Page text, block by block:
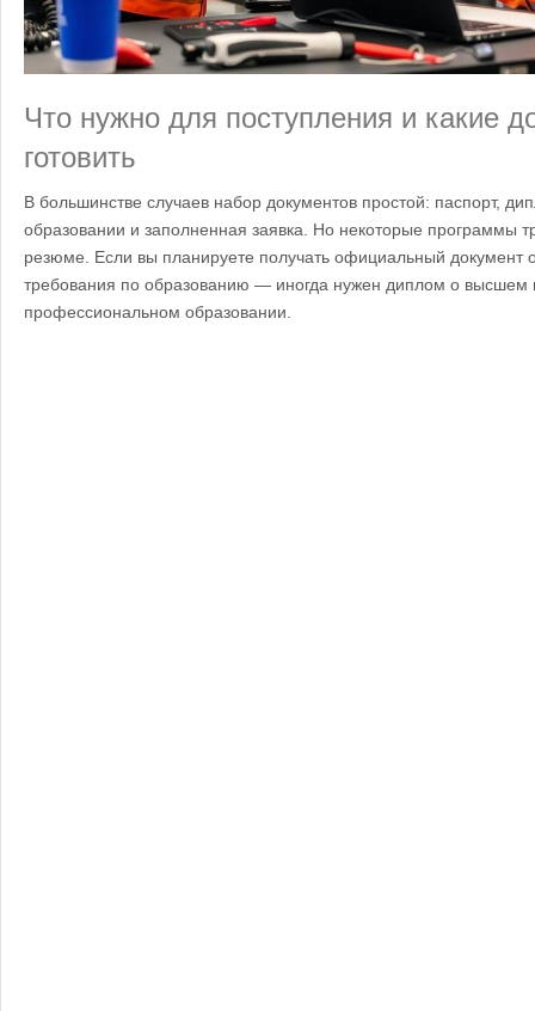
Что нужно для поступления и какие
готовить
В большинстве случаев набор документов простой: паспорт,
образовании и заполненная заявка. Но некоторые программы
резюме. Если вы планируете получать официальный документ о
требования по образованию — иногда нужен диплом о высшем
профессиональном образовании.